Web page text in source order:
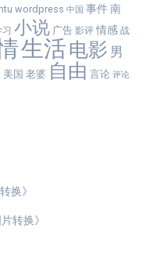
wordpress 中国 事件南
小说 广告 影评 情感 战
生活 电影 男
美国 老婆 自由 言论 评论
换》
转换》